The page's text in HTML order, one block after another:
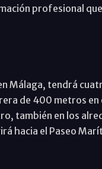
profesional
Málaga, tendrá
de 400 metros en
también en los
hacia el Paseo